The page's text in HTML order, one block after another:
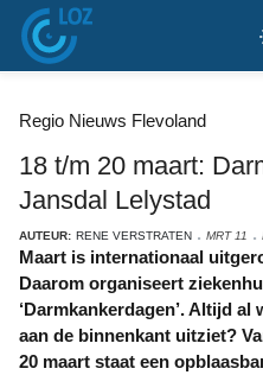
Regio Nieuws Flevoland
18 t/m 20 maart:
Jansdal Lelystad
AUTEUR: RENE VERSTRATEN MRT 11
Maart is internationaal uitgeroepen tot darmkankermaand.
Daarom organiseert
‘Darmkankerdagen’. Altijd
aan de binnenkant uitziet?
20 maart staat een